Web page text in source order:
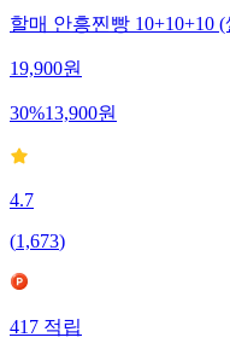
할매 안흥찐빵 10+10+10
19,900원
30%13,900원
4.7
(1,673)
417적립